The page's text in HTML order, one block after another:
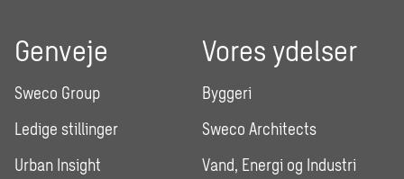
Genveje
Sweco Group
Ledige stillinger
Urban Insight
Vores ydelser
Byggeri
Sweco Architects
Vand, Energi og Industri